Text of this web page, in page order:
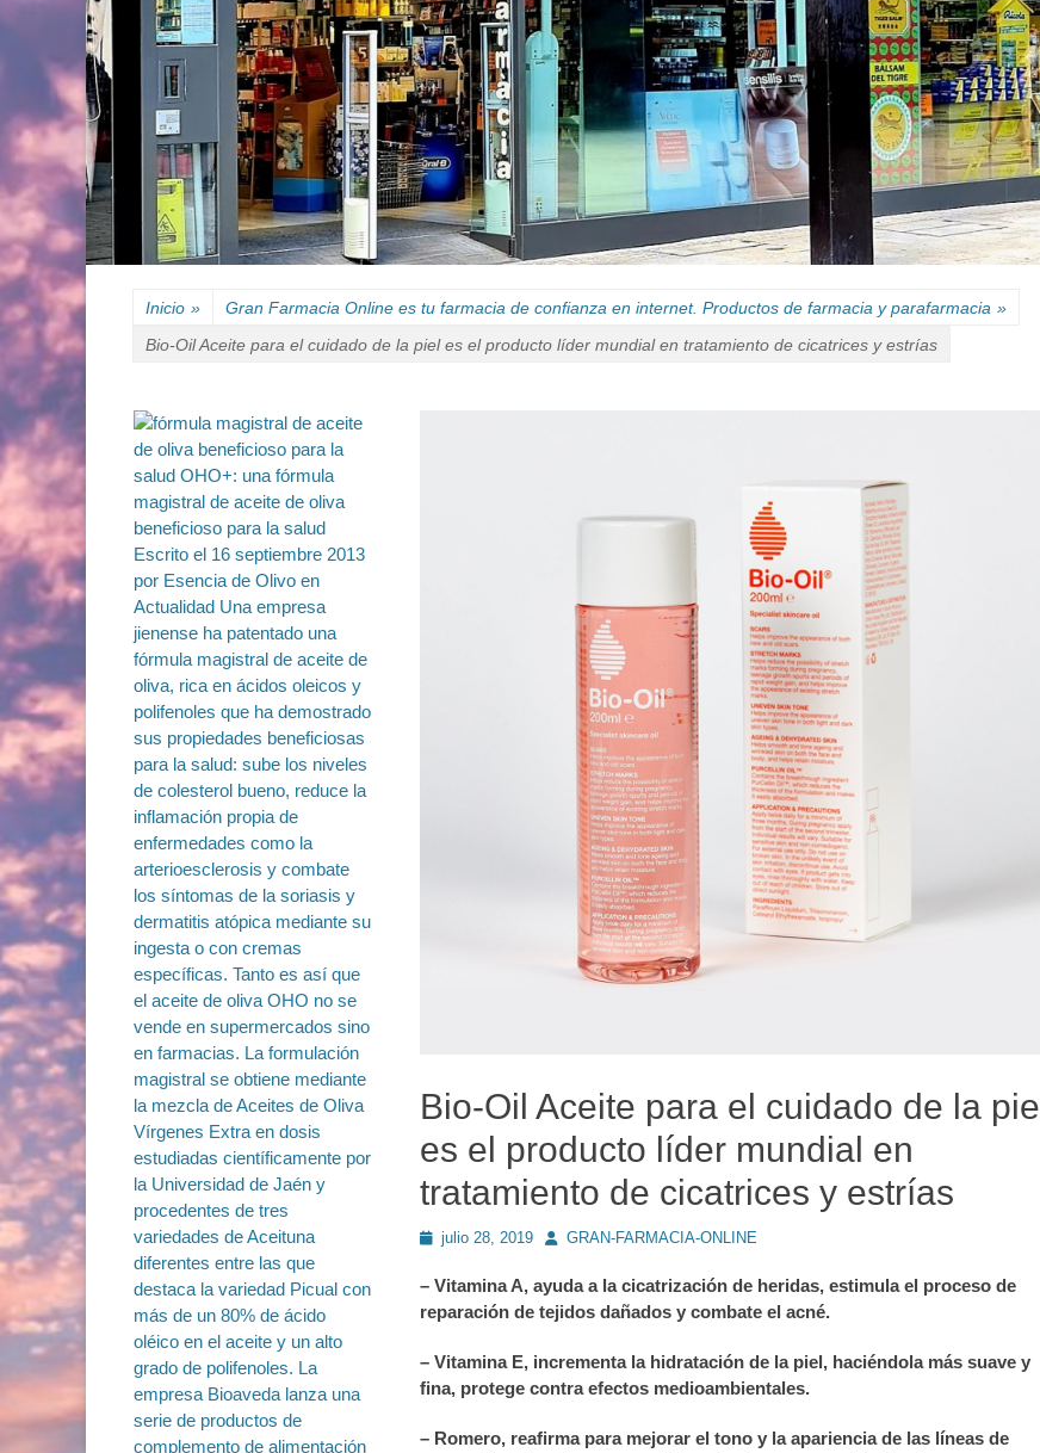
Inicio » Gran Farmacia Online es tu farmacia de confianza en internet. Productos de farmacia y parafarmacia »
Bio-Oil Aceite para el cuidado de la piel es el producto líder mundial en tratamiento de cicatrices y estrías
Bio-Oil Aceite para el cuidado de la piel
es el producto líder mundial en
tratamiento de cicatrices y estrías
Publicado
julio 28, 2019 AutorGRAN-FARMACIA-ONLINE
– Vitamina A, ayuda a la cicatrización de heridas, estimula el proceso de
reparación de tejidos dañados y combate el acné.
– Vitamina E, incrementa la hidratación de la piel, haciéndola más suave y
fina, protege contra efectos medioambientales.
– Romero, reafirma para mejorar el tono y la apariencia de las líneas de